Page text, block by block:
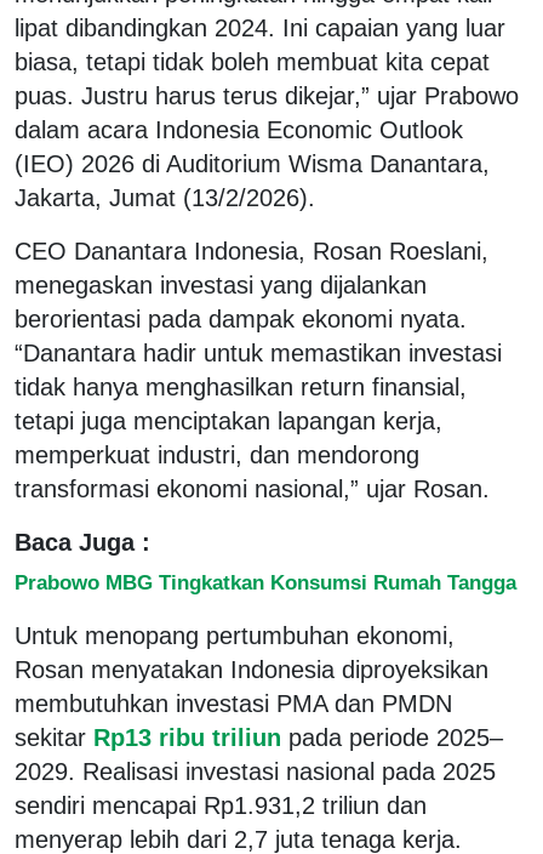
lipat dibandingkan 2024. Ini capaian yang luar
biasa, tetapi tidak boleh membuat kita cepat
puas. Justru harus terus dikejar,” ujar Prabowo
dalam acara Indonesia Economic Outlook
(IEO) 2026 di Auditorium Wisma Danantara,
Jakarta, Jumat (13/2/2026).
CEO Danantara Indonesia, Rosan Roeslani,
menegaskan investasi yang dijalankan
berorientasi pada dampak ekonomi nyata.
“Danantara hadir untuk memastikan investasi
tidak hanya menghasilkan return finansial,
tetapi juga menciptakan lapangan kerja,
memperkuat industri, dan mendorong
transformasi ekonomi nasional,” ujar Rosan.
Baca Juga :
Prabowo MBG Tingkatkan Konsumsi Rumah Tangga
Untuk menopang pertumbuhan ekonomi,
Rosan menyatakan Indonesia diproyeksikan
membutuhkan investasi PMA dan PMDN
sekitar Rp13 ribu triliun pada periode 2025–
2029. Realisasi investasi nasional pada 2025
sendiri mencapai Rp1.931,2 triliun dan
menyerap lebih dari 2,7 juta tenaga kerja.